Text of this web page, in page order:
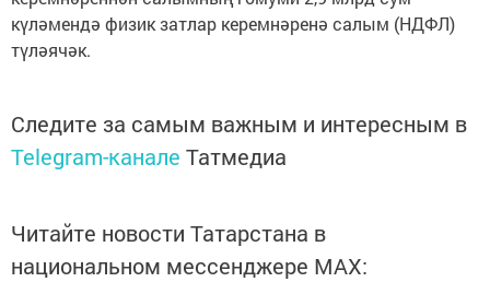
күләмендә физик затлар керемнәренә салым (НДФЛ)
түләячәк.
Следите за самым важным и интересным в
Telegram-канале Татмедиа
Читайте новости Татарстана в
национальном мессенджере MАХ: